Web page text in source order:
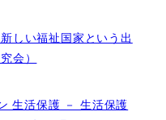
しい福祉国家という出
会）
生活保護 － 生活保護